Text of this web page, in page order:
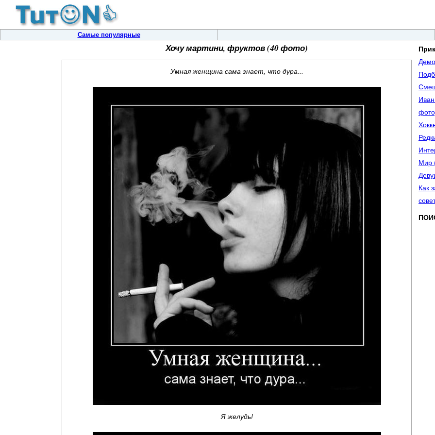
Самые популярные
Хочу мартини, фруктов (40 фото)
Умная женщина сама знает, что дура...
Я желудь!
Мир
Как